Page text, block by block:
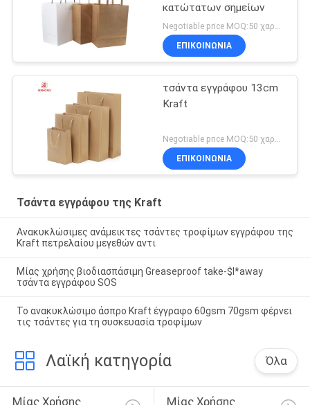
κατώτατων σημείων
Negotiable price MOQ:50 χαρτοκιβώτιο
ΕΠΙΚΟΙΝΩΝΙΑ
τσάντα εγγράφου 13cm
Kraft
Negotiable price MOQ:50 χαρτοκιβώτιο
ΕΠΙΚΟΙΝΩΝΙΑ
Τσάντα εγγράφου της Kraft
Ανακυκλώσιμες ανάμεικτες τσάντες τροφίμων εγγράφου της
Kraft πετρελαίου μεγεθών αντι
Μίας χρήσης βιοδιασπάσιμη Greaseproof take-$l*away
τσάντα εγγράφου SOS
Το ανακυκλώσιμο άσπρο Kraft έγγραφο 60gsm 70gsm φέρνει
τις τσάντες για τη συσκευασία τροφίμων
Λαϊκή κατηγορία Όλα
Μίας Χρήσης Μίας Χρήσης